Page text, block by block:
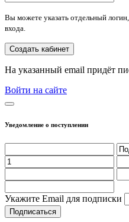
Вы можете указать отдельный
входа.
Создать кабинет
На указанный email придёт
Войти на сайте
Уведомление о поступлении
Укажите Email для подписки
Подписаться